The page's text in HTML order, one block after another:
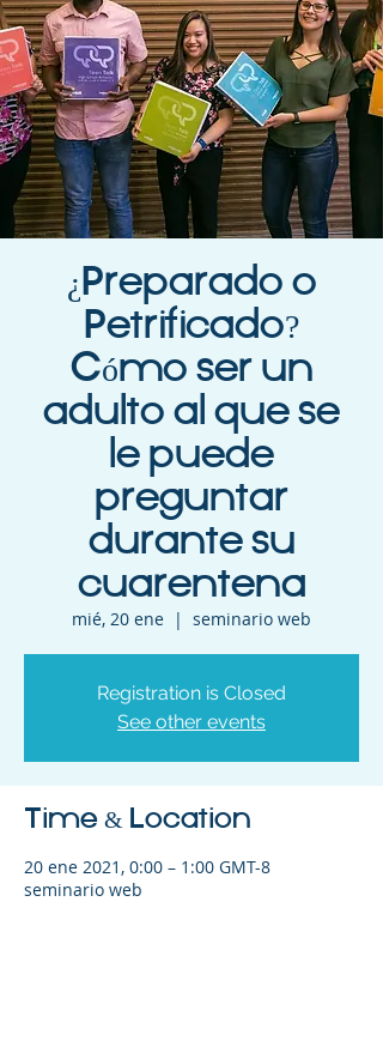
¿Preparado o
Petrificado?
Cómo ser un
adulto al que se
le puede
preguntar
durante su
cuarentena
mié, 20 ene
  |
seminario web
Registration is Closed
See other events
Time & Location
20 ene 2021, 0:00 – 1:00 GMT-8
seminario web